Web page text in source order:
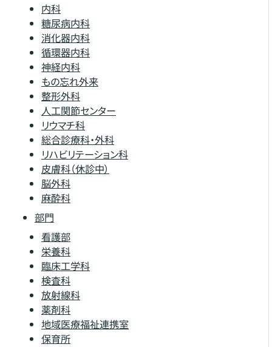
内科
糖尿病内科
消化器内科
循環器内科
神経内科
もの忘れ外来
整形外科
人工関節センター
リウマチ科
総合診療科・外科
リハビリテーション科
皮膚科（休診中）
脳外科
麻酔科
部門
看護部
栄養科
臨床工学科
検査科
放射線科
薬剤科
地域医療福祉連携室
保育所